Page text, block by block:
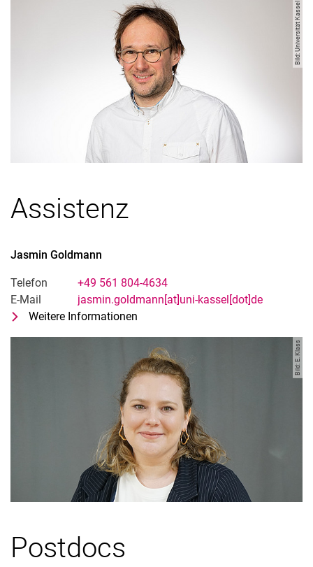
Bild: Universität Kassel
Assistenz
Jasmin Goldmann
Telefon
+49 561 804-4634
E-Mail
jasmin.goldmann[at]uni-kassel[dot]de
Weitere Informationen
Bild: E. Klass
Postdocs